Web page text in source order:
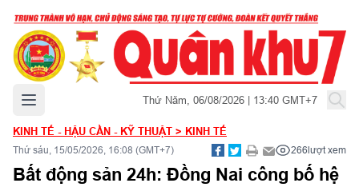
Mở menu chính Thứ Năm, 06/08/2026 | 13:40 GMT+7
KINH TẾ - HẬU CẦN - KỸ THUẬT > KINH TẾ
Thứ sáu, 15/05/2026, 16:08 (GMT+7) 266lượt xem
Bất động sản 24h: Đồng Nai công bố hệ